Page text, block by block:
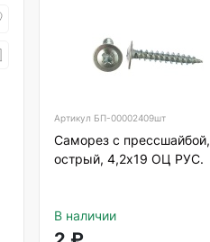
Артикул БП-00002409шт
Саморез с прессшайбой,
острый, 4,2х19 ОЦ РУС.
В наличии